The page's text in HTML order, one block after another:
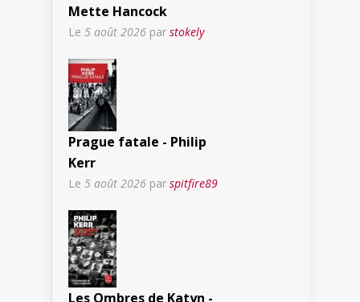
Mette Hancock
Le 5 août 2026 par stokely
Prague fatale - Philip
Kerr
Le 5 août 2026 par spitfire89
Les Ombres de Katyn -